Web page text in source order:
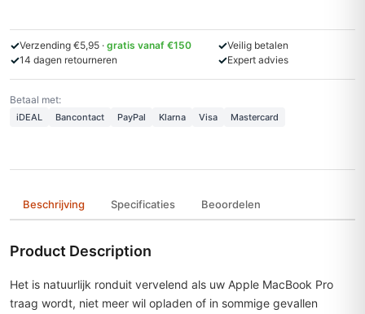
✓Verzending €5,95 · gratis vanaf €150 ✓Veilig betalen
✓14 dagen retourneren ✓Expert advies
Betaal met:
iDEAL Bancontact PayPal Klarna Visa Mastercard
Beschrijving Specificaties Beoordelen
Product Description
Het is natuurlijk ronduit vervelend als uw Apple MacBook Pro
traag wordt, niet meer wil opladen of in sommige gevallen